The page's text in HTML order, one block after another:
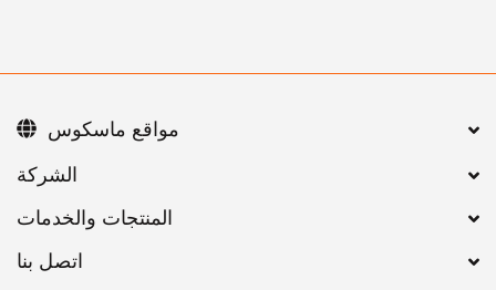
اتصل بنا
مواقع ماسكوس